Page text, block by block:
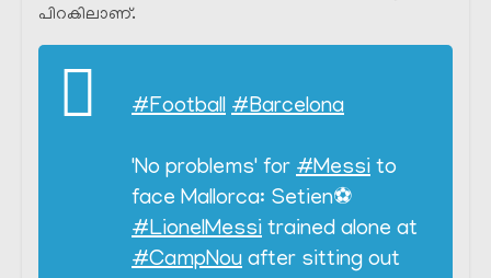
പിറകിലാണ്.
#Football #Barcelona
'No problems' for #Messi to
face Mallorca: Setien⚽️
#LionelMessi trained alone at
#CampNou after sitting out